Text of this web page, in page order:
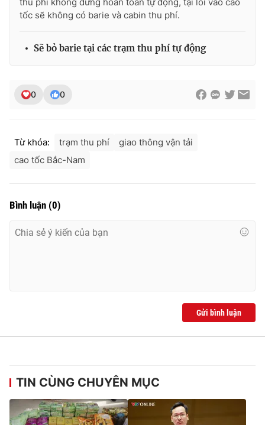
Cơ quan chủ quản:Đài Truyền hình Việt Nam
Cơ quan báo chí:Thời báo VTV
Tổng Biên tập:
Phó Tổng Biên tập:
Nguyễn Trọng Ninh
tốc sẽ không có barie và cabin thu phí.
Sẽ bỏ barie tại các trạm thu phí tự động
0 0
Từ khóa: trạm thu phí
giao thông vận tải
cao tốc Bắc-Nam
Bình luận (0)
Gửi bình luận
TIN CÙNG CHUYÊN MỤC